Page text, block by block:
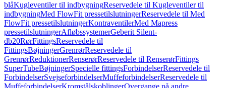
blåKugleventiler til indbygningReservedele til Kugleventiler til
indbygningMed FlowFit pressetilslutningerReservedele til Med
FlowFit pressetilslutningerKontraventilerMed Mapress
pressetilslutningerAfløbssystemerGeberit Silent-
db20RørFittingsReservedele til
FittingsBøjningerGrenrørReservedele til
GrenrørReduktionerRenserørReservedele til RenserørFittings
SuperTubeBøjningerSpecielle fittingsForbindelserReservedele til
ForbindelserSvejseforbindelserMuffeforbindelserReservedele til
MuffeforbindelserKromstålskoblingerOvergange på andre